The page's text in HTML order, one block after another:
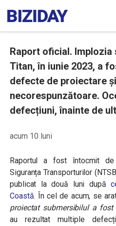
Raport oficial. Implozia
Titan, în iunie 2023, a
defecte de proiectare
necorespunzătoare.
defecțiuni, înainte de
acum 10 luni
Raportul a fost întocmit de
Siguranța Transporturilor
publicat la două luni după
Coastă. În cel de acum, se
proiectat submersibilul a fost
au rezultat multiple